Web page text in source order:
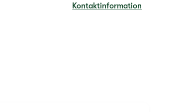
Kontaktinformation